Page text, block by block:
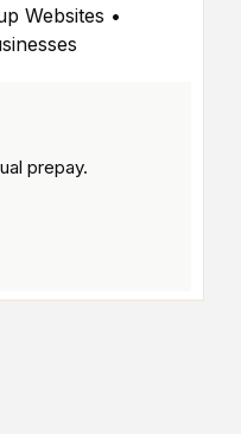
Websites •
prepay.